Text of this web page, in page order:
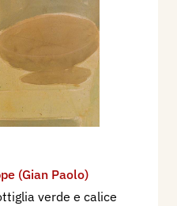
(Gian Paolo)
verde e calice